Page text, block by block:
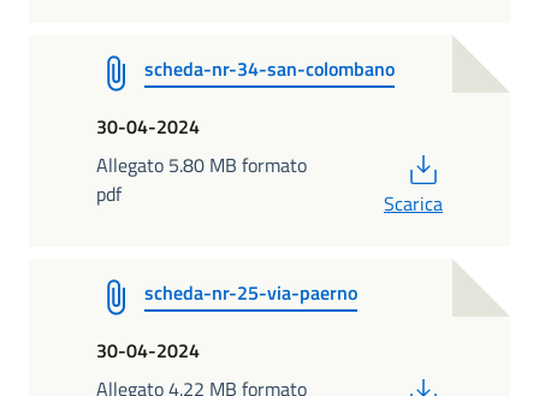
scheda-nr-34-san-colombano
30-04-2024
Allegato 5.80 MB formato
pdf
Scarica
scheda-nr-25-via-paerno
30-04-2024
Allegato 4.22 MB formato